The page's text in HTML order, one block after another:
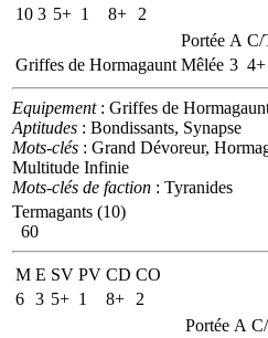
10 3 5+ 1 8+
2
Portée A C/
Griffes de Hormagaunt Mêlée 3 4+
Equipement: Griffes de
Aptitudes : Bondissants, Synapse
Mots-clés : Grand Dévoreur,
Multitude Infinie
Mots-clés de faction : Tyranides
Termagants (10)
60
M E SV PV CD CO
6 3 5+ 1 8+
2
Portée A